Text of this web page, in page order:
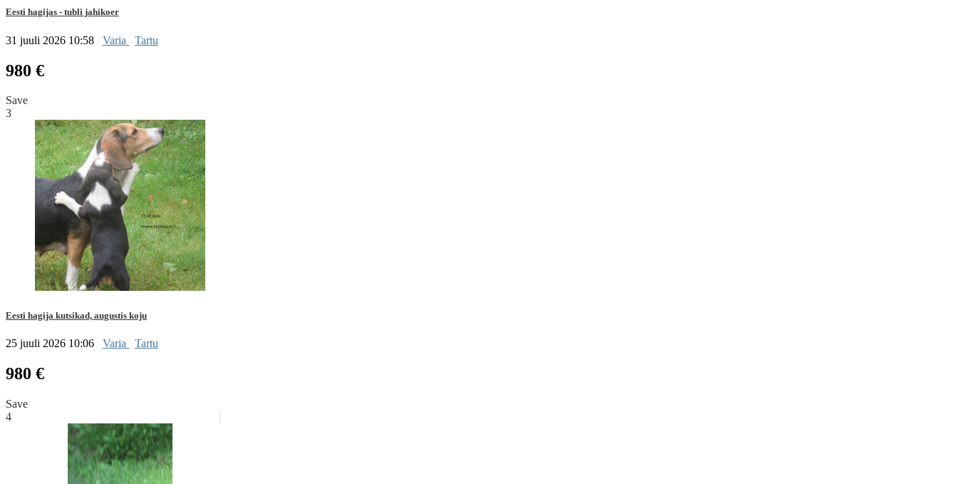
Eesti hagijas - tubli jahikoer
31 juuli 2026 10:58 Varia Tartu
980 €
Save
3
Eesti hagija kutsikad, augustis koju
25 juuli 2026 10:06 Varia Tartu
980 €
Save
4